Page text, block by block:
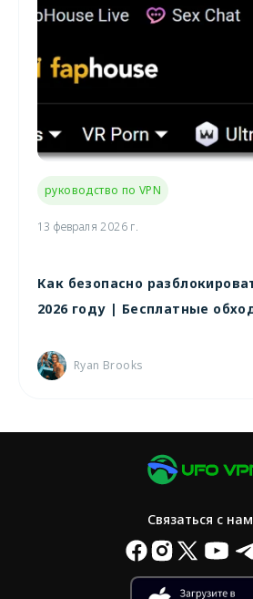
руководство по VPN
13 февраля 2026 г.
Как безопасно
2026 году | Бесплатные
Ryan Brooks
Связаться с